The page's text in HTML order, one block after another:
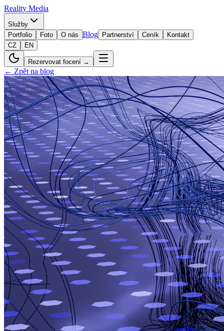
Reality Media
Služby
Portfolio
Foto O nás Blog Partnerství Ceník
Kontakt
CZ
EN
Rezervovat focení →
← Zpět na blog